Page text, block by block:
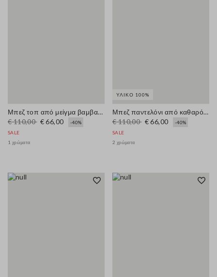
Μπεζ τοπ από μείγμα βαμβακιού με κουμπιά, κανονική εφαρμογή
€ 110,00 € 66,00
-40%
SALE
1 χρώματα
ΥΛΙΚΌ 100%
Μπεζ παντελόνι από καθαρό βαμβάκι με φαρδιά γραμμή
€ 110,00 € 66,00
-40%
SALE
2 χρώματα